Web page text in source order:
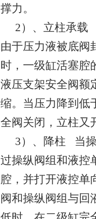
撑力。
2）、立柱承载
由于压力液被底阀
时，一级缸活塞腔
液压支架安全阀额
缩。当压力降到低
全阀关闭，立柱又
3）、降柱
当
过操纵阀组和液控
腔，并打开液控单
阀和操纵阀组与回